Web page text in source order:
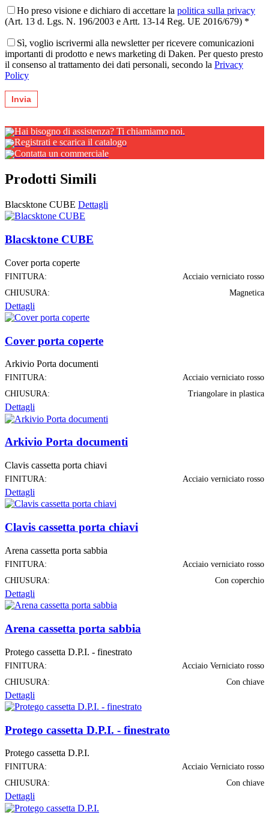
Ho preso visione e dichiaro di accettare la politica sulla privacy
(Art. 13 d. Lgs. N. 196/2003 e Artt. 13-14 Reg. UE 2016/679) *
Sì, voglio iscrivermi alla newsletter per ricevere comunicazioni
importanti di prodotto e news marketing di Daken. Per questo presto
il consenso al trattamento dei dati personali, secondo la Privacy
Policy
Hai bisogno di assistenza? Ti chiamiamo noi.
Registrati e scarica il catalogo
Contatta un commerciale
Prodotti Simili
Blacsktone CUBE Dettagli
Blacsktone CUBE
Cover porta coperte
FINITURA:
Acciaio verniciato rosso
CHIUSURA:
Magnetica
Dettagli
Cover porta coperte
Arkivio Porta documenti
FINITURA:
Acciaio verniciato rosso
CHIUSURA:
Triangolare in plastica
Dettagli
Arkivio Porta documenti
Clavis cassetta porta chiavi
FINITURA: Acciaio verniciato rosso
Dettagli
Clavis cassetta porta chiavi
Arena cassetta porta sabbia
FINITURA:
Acciaio verniciato rosso
CHIUSURA:
Con coperchio
Dettagli
Arena cassetta porta sabbia
Protego cassetta D.P.I. - finestrato
FINITURA:
Acciaio Verniciato rosso
CHIUSURA:
Con chiave
Dettagli
Protego cassetta D.P.I. - finestrato
Protego cassetta D.P.I.
FINITURA:
Acciaio Verniciato rosso
CHIUSURA:
Con chiave
Dettagli